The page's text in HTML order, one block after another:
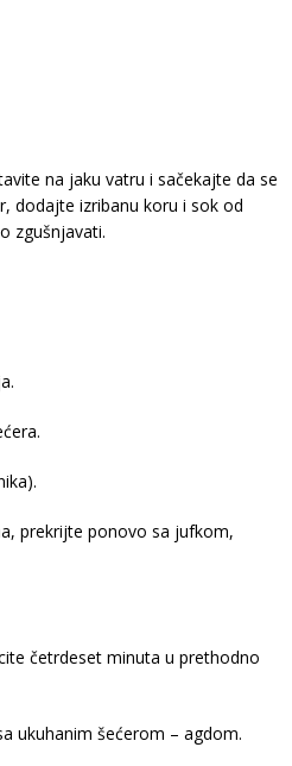
na jaku vatru i sačekajte da se
dodajte izribanu koru i sok od
zgušnjavati.
prekrijte ponovo sa jufkom,
četrdeset minuta u prethodno
ukuhanim šećerom – agdom.